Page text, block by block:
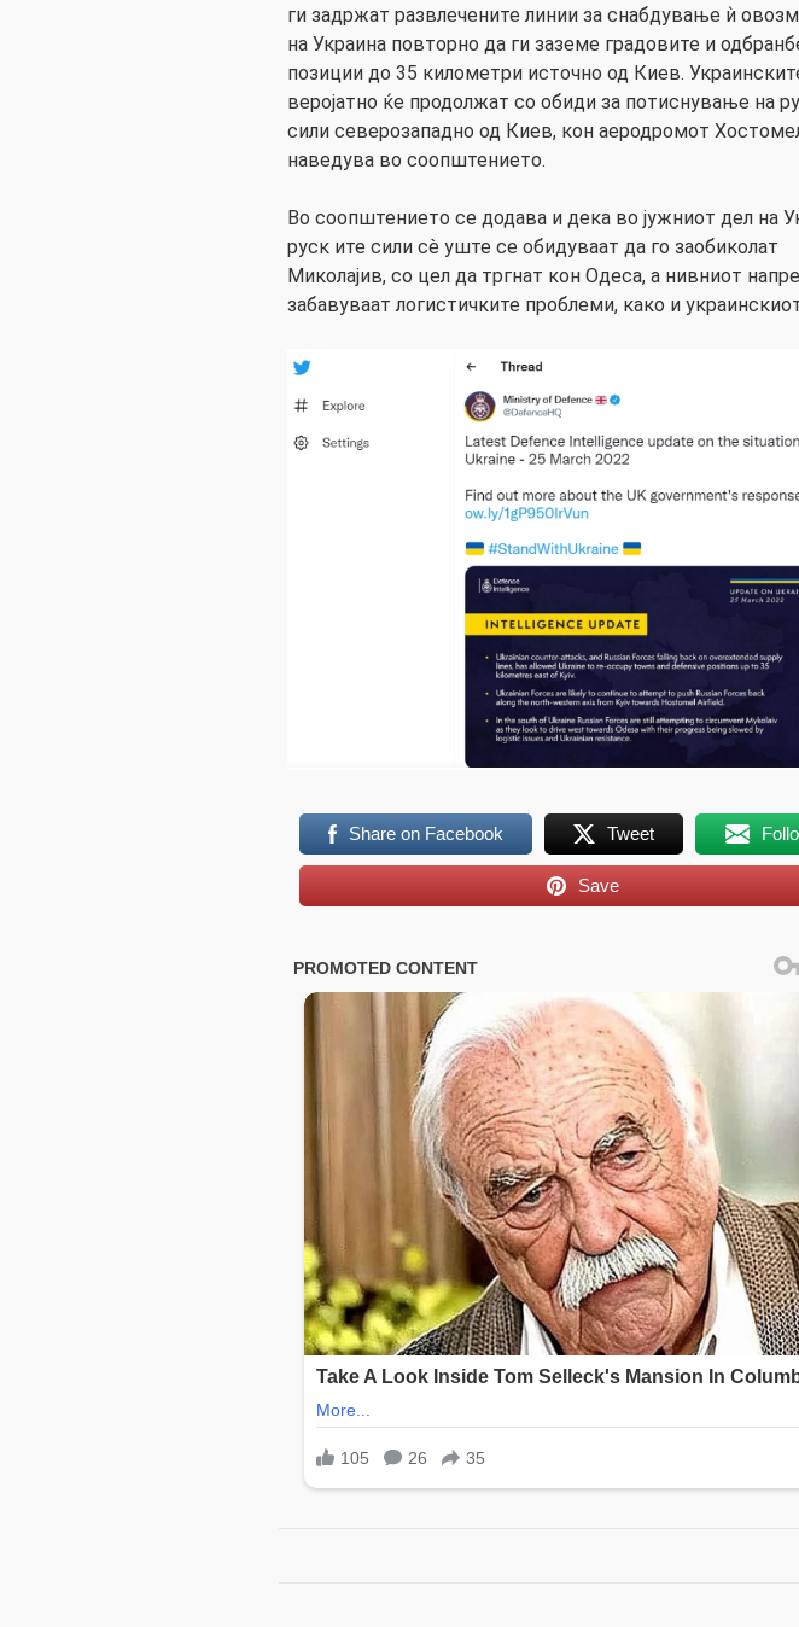
ги задржат развлечените линии за снабдување ѝ
на Украина повторно да ги заземе градовите и
позиции до 35 километри источно од Киев.
веројатно ќе продолжат со обиди за потиснување на
сили северозападно од Киев, кон аеродромот
наведува во соопштението.
Во соопштението се додава и дека во јужниот дел на
руск ите сили сè уште се обидуваат да го заобиколат
Миколајив, со цел да тргнат кон Одеса, а нивниот
забавуваат логистичките проблеми, како и
Share on Facebook Tweet
Save